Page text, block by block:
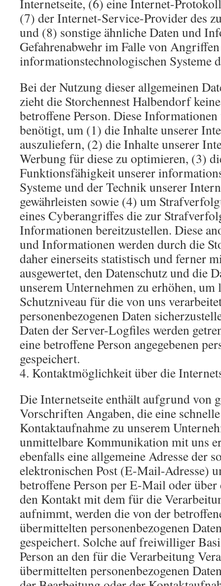
Internetseite, (6) eine Internet-
(7) der Internet-Service-Provider des
und (8) sonstige ähnliche Daten und
Gefahrenabwehr im Falle von
informationstechnologischen Systeme
Bei der Nutzung dieser allgemeinen
zieht die Storchennest Halbendorf
betroffene Person. Diese
benötigt, um (1) die Inhalte unserer
auszuliefern, (2) die Inhalte unserer
Werbung für diese zu optimieren, (3)
Funktionsfähigkeit unserer
Systeme und der Technik unserer
gewährleisten sowie (4) um
eines Cyberangriffes die zur
Informationen bereitzustellen. Diese
und Informationen werden durch die
daher einerseits statistisch und ferner
ausgewertet, den Datenschutz und die
unserem Unternehmen zu erhöhen,
Schutzniveau für die von uns
personenbezogenen Daten
Daten der Server-Logfiles werden
eine betroffene Person angegebenen
gespeichert.
4. Kontaktmöglichkeit über die
Die Internetseite enthält aufgrund von
Vorschriften Angaben, die eine
Kontaktaufnahme zu unserem
unmittelbare Kommunikation mit uns
ebenfalls eine allgemeine Adresse der
elektronischen Post (E-Mail-Adresse)
betroffene Person per E-Mail oder
den Kontakt mit dem für die
aufnimmt, werden die von der
übermittelten personenbezogenen
gespeichert. Solche auf freiwilliger
Person an den für die Verarbeitung
übermittelten personenbezogenen